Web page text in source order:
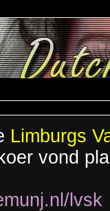
Limburgs
vond
lvsk